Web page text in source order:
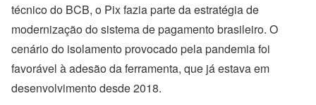
técnico do BCB, o Pix fazia parte da estratégia de
modernização do sistema de pagamento brasileiro. O
cenário do isolamento provocado pela pandemia foi
favorável à adesão da ferramenta, que já estava em
desenvolvimento desde 2018.